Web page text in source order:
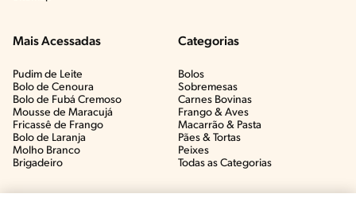
Mais Acessadas
Pudim de Leite
Bolo de Cenoura
Bolo de Fubá Cremoso
Mousse de Maracujá
Fricassê de Frango
Bolo de Laranja
Molho Branco
Brigadeiro
Categorias
Bolos
Sobremesas
Carnes Bovinas​
Frango & Aves​
Macarrão & Pasta​
Pães & Tortas​
Peixes
Todas as Categorias